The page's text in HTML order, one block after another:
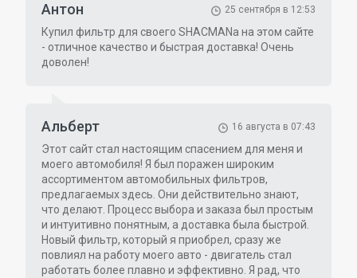
25 сентября в 12:53
Антон
Купил фильтр для своего SHACMANa на этом сайте
- отличное качество и быстрая доставка! Очень
доволен!
16 августа в 07:43
Альберт
Этот сайт стал настоящим спасением для меня и
моего автомобиля! Я был поражен широким
ассортиментом автомобильных фильтров,
предлагаемых здесь. Они действительно знают,
что делают. Процесс выбора и заказа был простым
и интуитивно понятным, а доставка была быстрой.
Новый фильтр, который я приобрел, сразу же
повлиял на работу моего авто - двигатель стал
работать более плавно и эффективно. Я рад, что